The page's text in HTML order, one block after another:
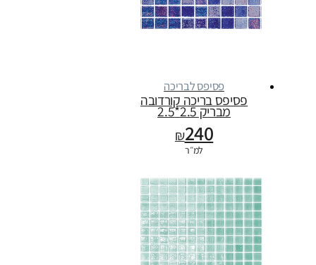
פסיפס לבריכה
פסיפס בריכה קורדובה
מבריק 2.5*2.5
₪240
למ״ר